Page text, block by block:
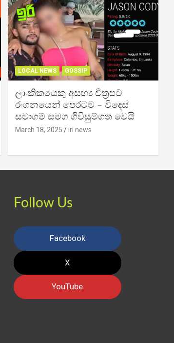
LOCAL NEWS GOSSIP
ලාංකිකයෙකු අසභ්‍ය චිත්‍රපට
රංගනයෙන් පෙරටම – විදෙස්
සමාගම් සමග ගිවිසුම්ගත වෙයි
March 18, 2025 iri news
Follow Us
Facebook
X
YouTube